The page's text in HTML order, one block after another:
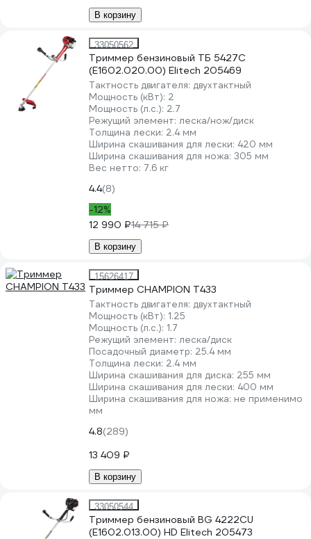
В корзину
33050562
Триммер бензиновый ТБ 5427С
(E1602.020.00) Elitech 205469
Тактность двигателя: двухтактный
Мощность (кВт): 2
Мощность (л.с.): 2.7
Режущий элемент: леска/нож/диск
Толщина лески: 2.4 мм
Ширина скашивания для лески: 420 мм
Ширина скашивания для ножа: 305 мм
Вес нетто: 7.6 кг
4.4(8)
-12%
12 990 ₽14 715 ₽
В корзину
15626417
Триммер CHAMPION Т433
Тактность двигателя: двухтактный
Мощность (кВт): 1.25
Мощность (л.с.): 1.7
Режущий элемент: леска/диск
Посадочный диаметр: 25.4 мм
Толщина лески: 2.4 мм
Ширина скашивания для диска: 255 мм
Ширина скашивания для лески: 400 мм
Ширина скашивания для ножа: не применимо
мм
4.8(289)
13 409 ₽
В корзину
33050544
Триммер бензиновый BG 4222CU
(E1602.013.00) HD Elitech 205473